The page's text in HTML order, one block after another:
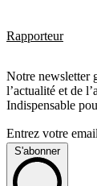
Rapporteur
Notre newsletter
l’actualité et de
Indispensable
Entrez votre email
S'abonner